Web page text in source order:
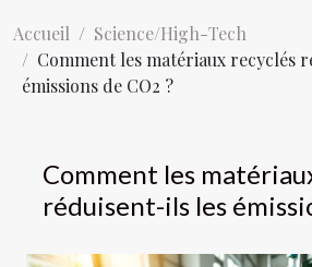
Accueil
Science/High-Tech
Comment les matériaux recyclés
émissions de CO2 ?
Comment les
réduisent-ils les